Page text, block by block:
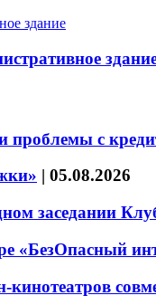
проблемы с
| 05.08.2026
заседании
«БезОпасный